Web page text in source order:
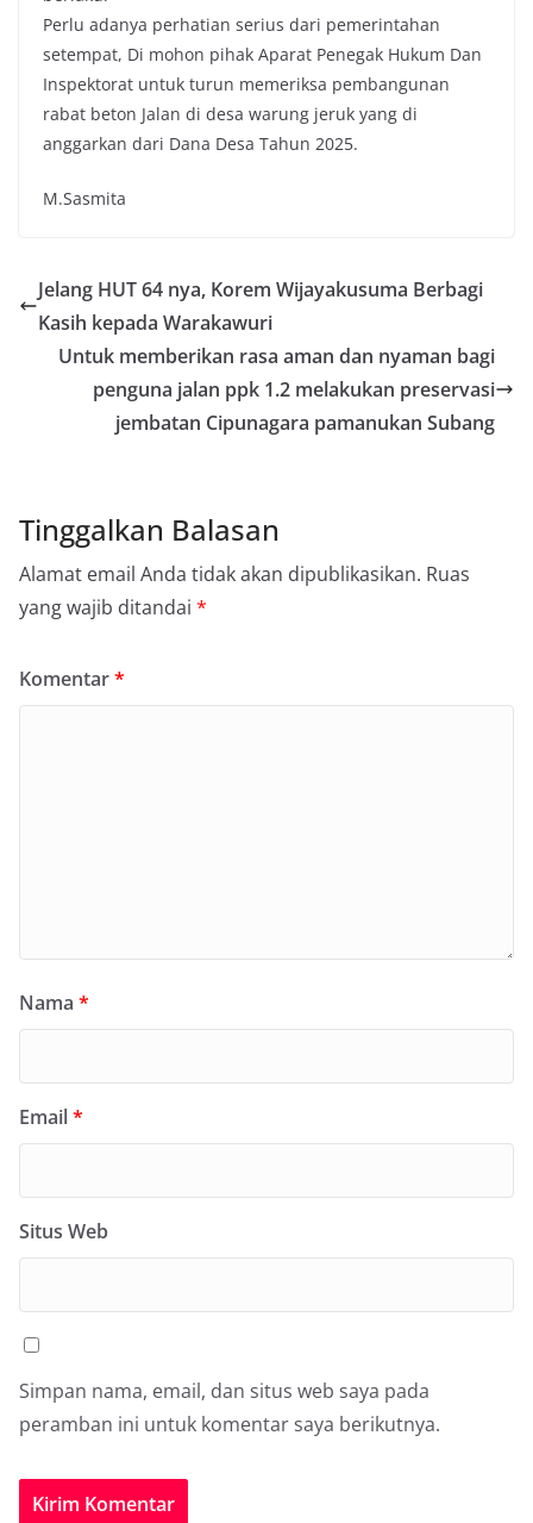
Perlu adanya perhatian serius dari pemerintahan
setempat, Di mohon pihak Aparat Penegak Hukum Dan
Inspektorat untuk turun memeriksa pembangunan
rabat beton Jalan di desa warung jeruk yang di
anggarkan dari Dana Desa Tahun 2025.
M.Sasmita
Jelang HUT 64 nya, Korem Wijayakusuma Berbagi
Kasih kepada Warakawuri
Untuk memberikan rasa aman dan nyaman bagi
penguna jalan ppk 1.2 melakukan preservasi
jembatan Cipunagara pamanukan Subang
Tinggalkan Balasan
Alamat email Anda tidak akan dipublikasikan. Ruas
yang wajib ditandai *
Komentar*
Nama *
Email*
Situs Web
Simpan nama, email, dan situs web saya pada
peramban ini untuk komentar saya berikutnya.